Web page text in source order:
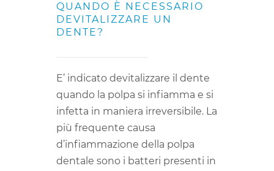
QUANDO È NECESSARIO
DEVITALIZZARE UN
DENTE?
E’ indicato devitalizzare il dente
quando la polpa si infiamma e si
infetta in maniera irreversibile. La
più frequente causa
d’infiammazione della polpa
dentale sono i batteri presenti in